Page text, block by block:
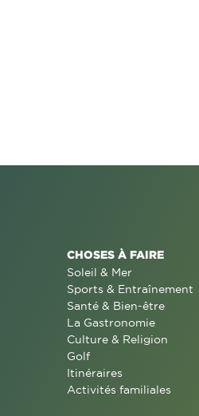
CHOSES À FAIRE
Soleil & Mer
Sports & Entraînement
Santé & Bien-être
La Gastronomie
Culture & Religion
Golf
Itinéraires
Activités familiales